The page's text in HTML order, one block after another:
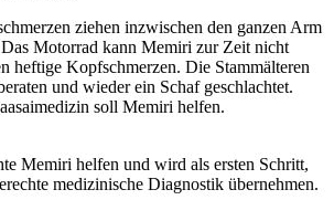
ziehen inzwischen den ganzen Arm
Motorrad kann Memiri zur Zeit nicht
heftige Kopfschmerzen. Die Stammälteren
und wieder ein Schaf geschlachtet.
soll Memiri helfen.
Memiri helfen und wird als ersten Schritt,
medizinische Diagnostik übernehmen.